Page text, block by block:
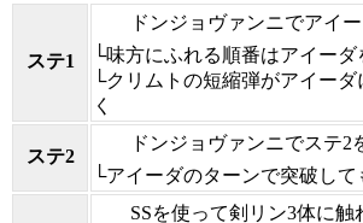
ステ1
ドンジョヴァンニでアイ
└味方にふれる順番はアイーダ
└クリムトの短縮弾がアイー
く
ステ2
ドンジョヴァンニでステ2
└アイーダのターンで突破して
SSを使って剣リン3体に触